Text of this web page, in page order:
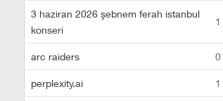
3 haziran 2026 şebnem ferah istanbul
konseri
1
arc raiders 0
perplexity.ai 1